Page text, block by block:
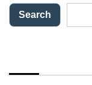
Search